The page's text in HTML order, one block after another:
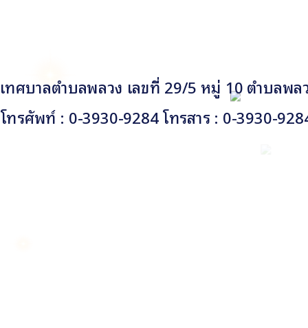
เทศบาลตำบลพลวง เลขที่ 29/5 หมู่ 10 ตำบลพ
โทรศัพท์ : 0-3930-9284 โทรสาร : 0-3930-